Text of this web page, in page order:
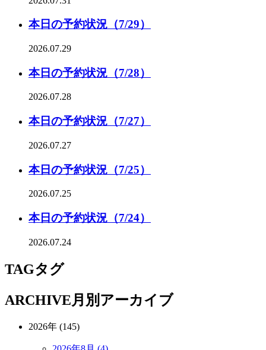
本日の予約状況（7/29）
2026.07.29
本日の予約状況（7/28）
2026.07.28
本日の予約状況（7/27）
2026.07.27
本日の予約状況（7/25）
2026.07.25
本日の予約状況（7/24）
2026.07.24
TAGタグ
ARCHIVE月別アーカイブ
2026年 (145)